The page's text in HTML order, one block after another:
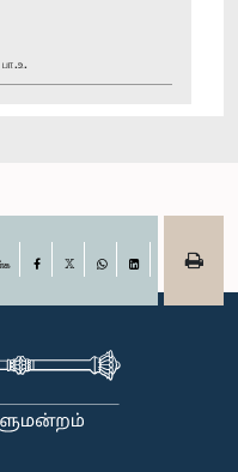
Facebook